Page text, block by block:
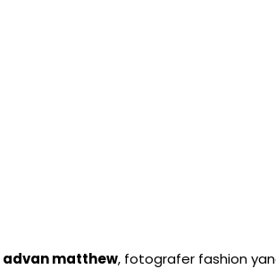
advan matthew, fotografer fashion